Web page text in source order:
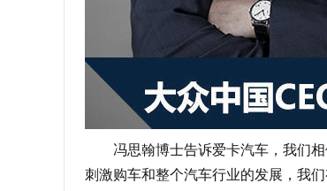
冯思翰博士告诉爱卡汽车，我们相
刺激购车和整个汽车行业的发展，我